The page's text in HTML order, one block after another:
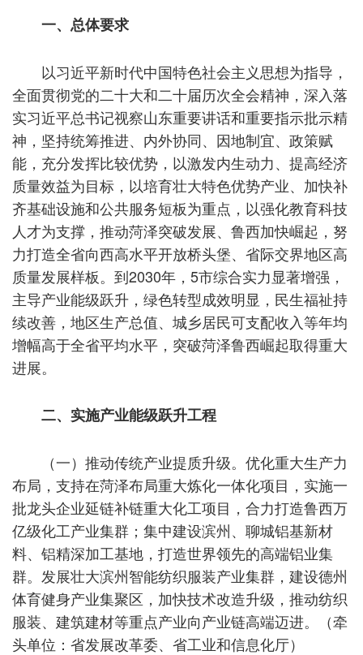
一、总体要求
以习近平新时代中国特色社会主义思想为指导，
全面贯彻党的二十大和二十届历次全会精神，深入落
实习近平总书记视察山东重要讲话和重要指示批示精
神，坚持统筹推进、内外协同、因地制宜、政策赋
能，充分发挥比较优势，以激发内生动力、提高经济
质量效益为目标，以培育壮大特色优势产业、加快补
齐基础设施和公共服务短板为重点，以强化教育科技
人才为支撑，推动菏泽突破发展、鲁西加快崛起，努
力打造全省向西高水平开放桥头堡、省际交界地区高
质量发展样板。到2030年，5市综合实力显著增强，
主导产业能级跃升，绿色转型成效明显，民生福祉持
续改善，地区生产总值、城乡居民可支配收入等年均
增幅高于全省平均水平，突破菏泽鲁西崛起取得重大
进展。
二、实施产业能级跃升工程
（一）推动传统产业提质升级。优化重大生产力
布局，支持在菏泽布局重大炼化一体化项目，实施一
批龙头企业延链补链重大化工项目，合力打造鲁西万
亿级化工产业集群；集中建设滨州、聊城铝基新材
料、铝精深加工基地，打造世界领先的高端铝业集
群。发展壮大滨州智能纺织服装产业集群，建设德州
体育健身产业集聚区，加快技术改造升级，推动纺织
服装、建筑建材等重点产业向产业链高端迈进。（牵
头单位：省发展改革委、省工业和信息化厅）